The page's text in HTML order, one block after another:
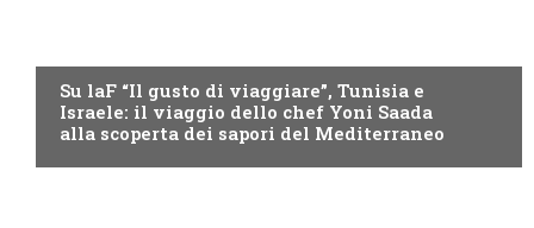
Su laF “Il gusto di viaggiare”, Tunisia e
Israele: il viaggio dello chef Yoni Saada
alla scoperta dei sapori del Mediterraneo